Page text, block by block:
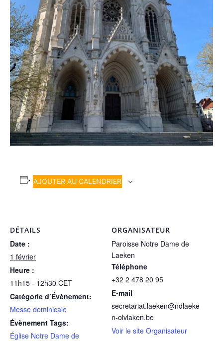
AJOUTER AU CALENDRIER
DÉTAILS
Date :
1 février
Heure :
11h15 - 12h30 CET
Catégorie d’Évènement:
Messe dominicale
Évènement Tags:
Église Notre Dame de
ORGANISATEUR
Paroisse Notre Dame de
Laeken
Téléphone
+32 2 478 20 95
E-mail
secretariat.laeken@ndlaeke
n-olvlaken.be
Voir le site Organisateur